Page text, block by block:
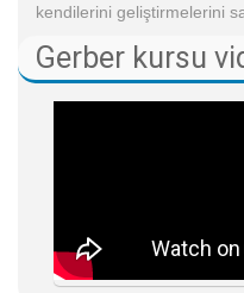
kendilerini geliştirmelerini
Gerber kursu